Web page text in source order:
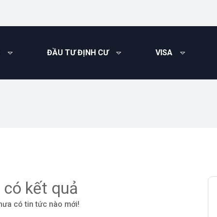
ĐẦU TƯ ĐỊNH CƯ VISA
có kết quả
có tin tức nào mới!